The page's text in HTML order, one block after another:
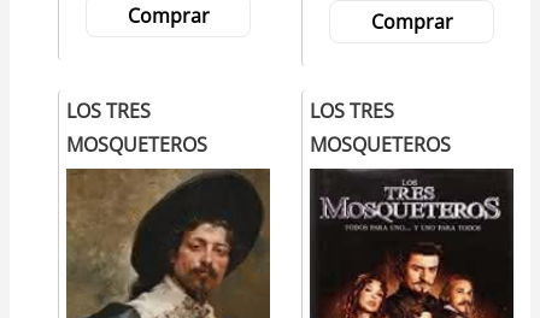
Comprar Comprar
LOS TRES
MOSQUETEROS
LOS TRES
MOSQUETEROS